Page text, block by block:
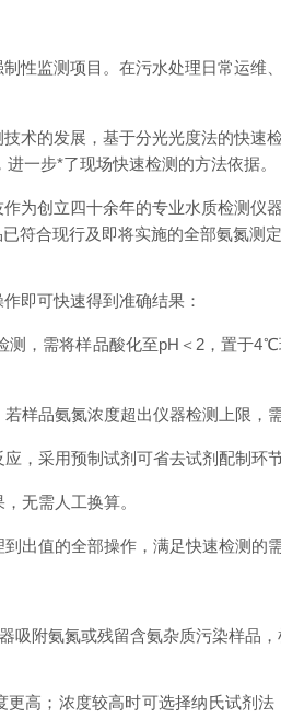
性监测项目。在污水处理日常运维
术的发展，基于分光光度法的快
一步*了现场快速检测的方法依据。
为创立四十余年的专业水质检测
合现行及即将实施的全部氨氮测
即可快速得到准确结果：
，需将样品酸化至pH＜2，置于
样品氨氮浓度超出仪器检测上限，
，采用预制试剂可省去试剂配制环
无需人工换算。
出值的全部操作，满足快速检测的需
附氨氮或残留含氨杂质污染样品，
高；浓度较高时可选择纳氏试剂